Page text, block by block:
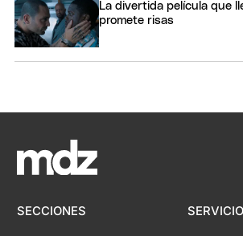
La divertida película que
promete risas
SECCIONES